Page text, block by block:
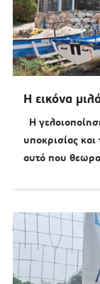
Η εικόνα
Η
υποκρισίας
αυτό που